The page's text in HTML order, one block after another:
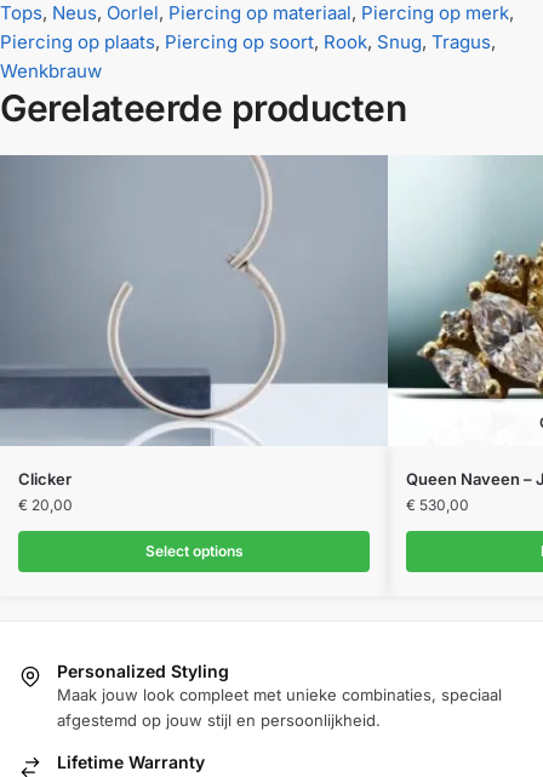
Tops, Neus, Oorlel, Piercing op materiaal, Piercing op merk,
Piercing op plaats, Piercing op soort, Rook, Snug, Tragus,
Wenkbrauw
Gerelateerde producten
Clicker
€ 20,00
Select options
Dit
product
heeft
meerdere
kan
gekozen
op
Queen Naveen –
€ 530,00
Personalized Styling
Maak jouw look compleet met unieke combinaties, speciaal
afgestemd op jouw stijl en persoonlijkheid.
Lifetime Warranty